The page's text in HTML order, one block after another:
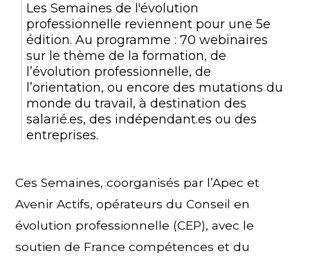
Les Semaines de l'évolution
professionnelle reviennent pour une 5e
édition. Au programme : 70 webinaires
sur le thème de la formation, de
l’évolution professionnelle, de
l’orientation, ou encore des mutations du
monde du travail, à destination des
salarié.es, des indépendant.es ou des
entreprises.
Ces Semaines, coorganisés par l’Apec et
Avenir Actifs, opérateurs du Conseil en
évolution professionnelle (CEP), avec le
soutien de France compétences et du